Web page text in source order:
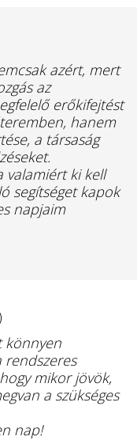
azért, mert
az
erőkifejtést
hanem
a társaság
valamiért ki kell
segítséget kapok
napjaim
könnyen
mikor jövök,
a szükséges
nap!